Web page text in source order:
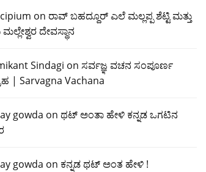
on ರಾವ್ ಬಹದ್ದೂರ್ ಎಲೆ ಮಲ್ಲಪ್ಪ ಶೆಟ್ಟಿ ಮತ್ತು
ಮಲ್ಲೇಶ್ವರ ದೇವಸ್ಥಾನ
Sindagi on ಸರ್ವಜ್ಞ ವಚನ ಸಂಪೂರ್ಣ
| Sarvagna Vachana
gowda on ಥಟ್ ಅಂತಾ ಹೇಳಿ ಕನ್ನಡ ಒಗಟಿನ
gowda on ಕನ್ನಡ ಥಟ್ ಅಂತ ಹೇಳಿ !